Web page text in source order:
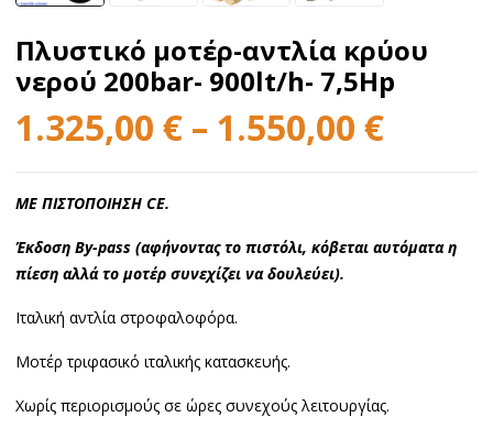
Πλυστικό μοτέρ-αντλία κρύου
νερού 200bar- 900lt/h- 7,5Hp
1.325,00 € – 1.550,00 €
ΜΕ ΠΙΣΤΟΠΟΙΗΣΗ CE.
Έκδοση By-pass (αφήνοντας το πιστόλι, κόβεται αυτόματα η
πίεση αλλά το μοτέρ συνεχίζει να δουλεύει).
Ιταλική αντλία στροφαλοφόρα.
Μοτέρ τριφασικό ιταλικής κατασκευής.
Χωρίς περιορισμούς σε ώρες συνεχούς λειτουργίας.